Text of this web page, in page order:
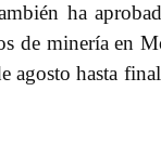
ha
de minería en
agosto hasta